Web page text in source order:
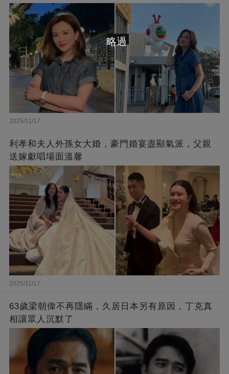
2025/11/17
利孝和夫人外孫女大婚，豪門婚宴盡顯氣派，父親
送嫁獻唱場面溫馨
2025/11/17
63歲梁朝偉不再隱瞞，久居日本另有原因，丁克真
相讓眾人沉默了
略過